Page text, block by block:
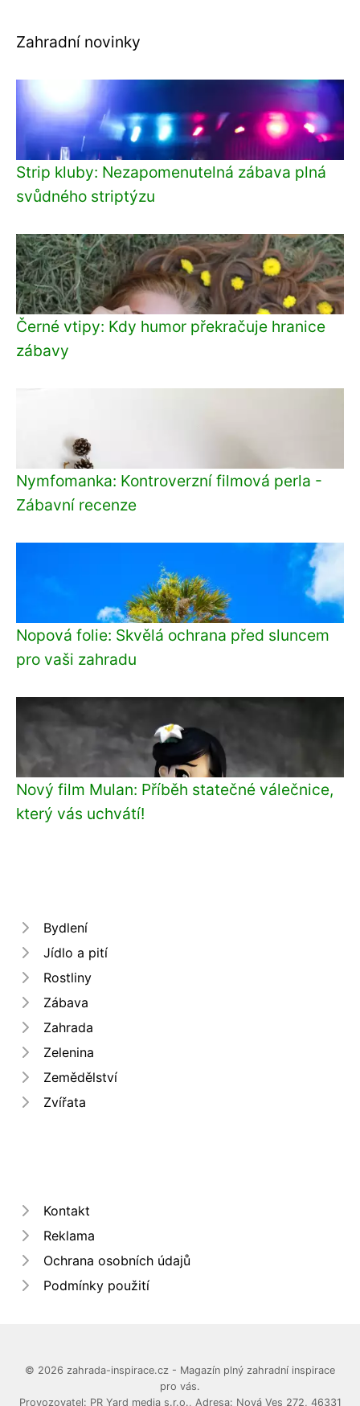
Zahradní novinky
Strip kluby: Nezapomenutelná zábava plná
svůdného striptýzu
Černé vtipy: Kdy humor překračuje hranice
zábavy
Nymfomanka: Kontroverzní filmová perla -
Zábavní recenze
Nopová folie: Skvělá ochrana před sluncem
pro vaši zahradu
Nový film Mulan: Příběh statečné válečnice,
který vás uchvátí!
Bydlení
Jídlo a pití
Rostliny
Zábava
Zahrada
Zelenina
Zemědělství
Zvířata
Kontakt
Reklama
Ochrana osobních údajů
Podmínky použití
© 2026 zahrada-inspirace.cz - Magazín plný zahradní inspirace
pro vás.
Provozovatel: PR Yard media s.r.o., Adresa: Nová Ves 272, 46331